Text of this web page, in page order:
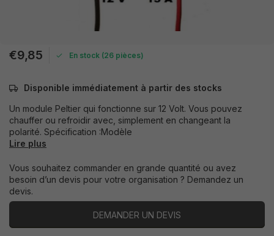
€9,85 En stock (26 pièces)
Disponible immédiatement à partir des stocks
Un module Peltier qui fonctionne sur 12 Volt. Vous pouvez
chauffer ou refroidir avec, simplement en changeant la
polarité. Spécification :Modèle
Lire plus
Vous souhaitez commander en grande quantité ou avez
besoin d’un devis pour votre organisation ? Demandez un
devis.
DEMANDER UN DEVIS